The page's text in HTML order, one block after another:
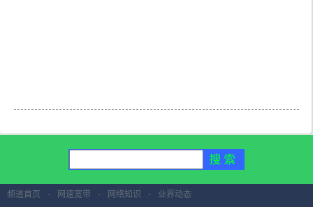
频道首页 - 网速宽带 - 网络知识 -
业界动态